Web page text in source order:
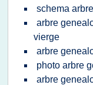
schema
arbre
vierge
arbre
photo arbre
arbre